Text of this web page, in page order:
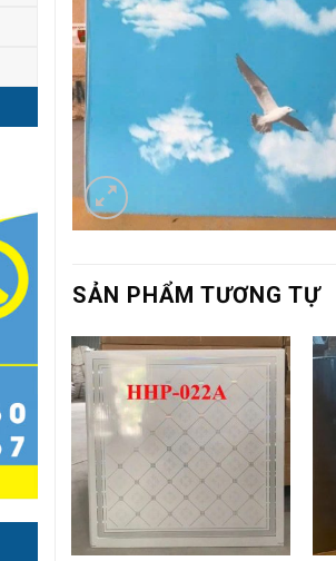
SẢN PHẨM TƯƠNG TỰ